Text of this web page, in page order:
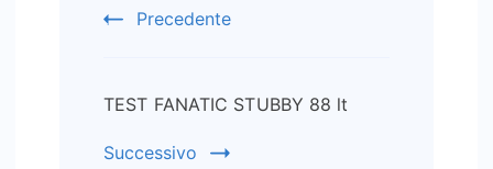
Precedente
TEST FANATIC STUBBY 88 lt
Successivo